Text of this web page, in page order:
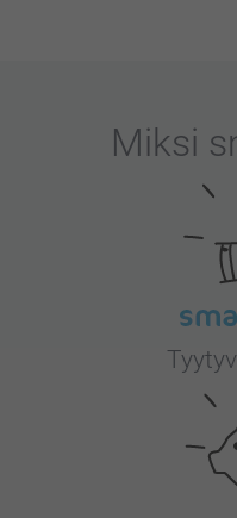
Miksi